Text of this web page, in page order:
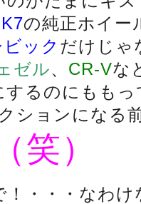
の純正ホイー
ビック だけじゃ
ゼル、 CR-Vな
るのにももっ
ションになる
（笑）
・・・なわけ